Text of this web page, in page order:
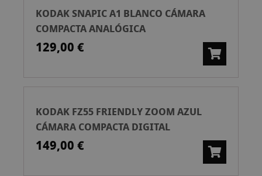
KODAK SNAPIC A1 BLANCO CÁMARA
COMPACTA ANALÓGICA
129,00 €
KODAK FZ55 FRIENDLY ZOOM AZUL
CÁMARA COMPACTA DIGITAL
149,00 €